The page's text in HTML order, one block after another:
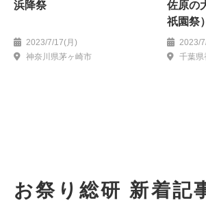
浜降祭
2023/7/17(月)
神奈川県茅ヶ崎市
佐原の
祇園祭）
2023/
千葉県
お祭り総研 新着記